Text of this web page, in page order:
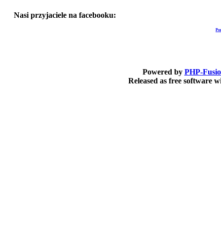
Nasi przyjaciele na facebooku:
Powered by PHP-
Released as free software